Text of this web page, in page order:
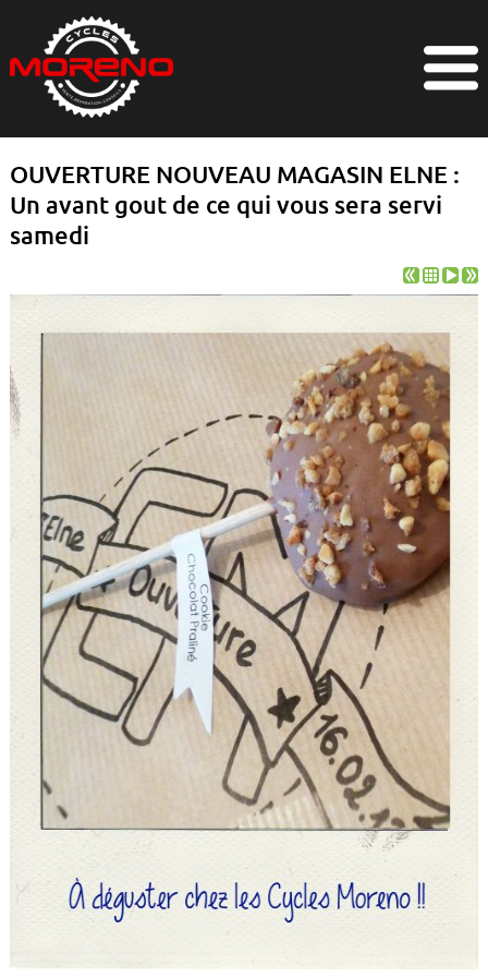
OUVERTURE NOUVEAU MAGASIN ELNE :
Un avant gout de ce qui vous sera servi
samedi